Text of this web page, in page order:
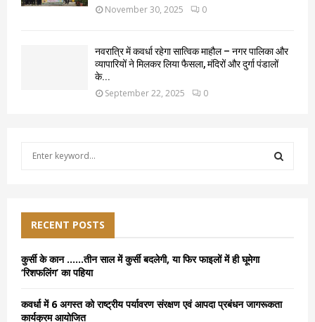
November 30, 2025 0
नवरात्रि में कवर्धा रहेगा सात्विक माहौल – नगर पालिका और
व्यापारियों ने मिलकर लिया फैसला, मंदिरों और दुर्गा पंडालों
के...
September 22, 2025 0
f
o
r
RECENT POSTS
कुर्सी के कान ……तीन साल में कुर्सी बदलेगी, या फिर फाइलों में ही घूमेगा
‘रिशफलिंग’ का पहिया
कवर्धा में 6 अगस्त को राष्ट्रीय पर्यावरण संरक्षण एवं आपदा प्रबंधन जागरूकता
कार्यक्रम आयोजित